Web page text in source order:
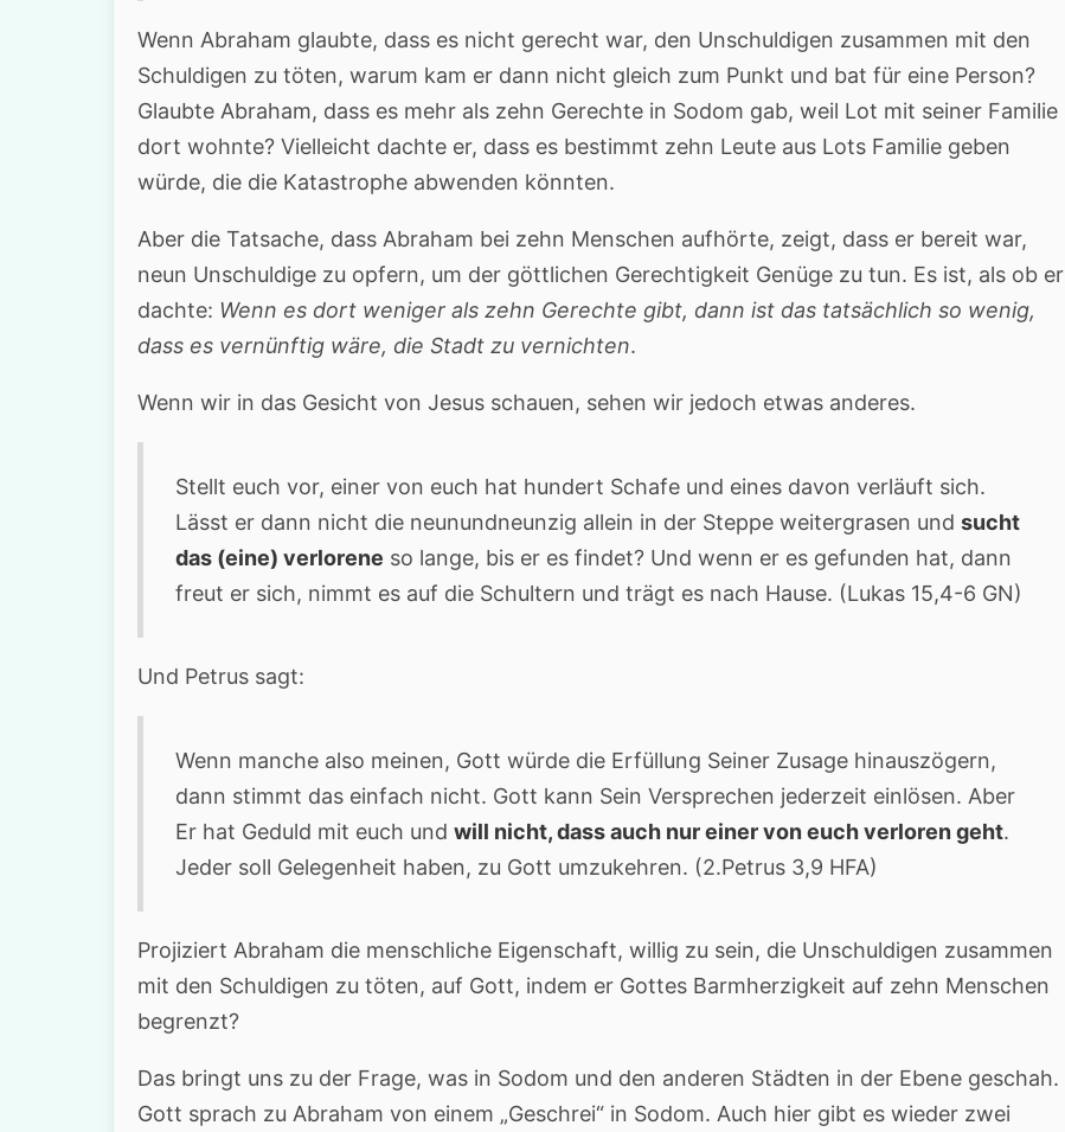
Wenn Abraham glaubte, dass es nicht gerecht war, den Unschuldigen zusammen mit den
Schuldigen zu töten, warum kam er dann nicht gleich zum Punkt und bat für eine Person?
Glaubte Abraham, dass es mehr als zehn Gerechte in Sodom gab, weil Lot mit seiner Familie
dort wohnte? Vielleicht dachte er, dass es bestimmt zehn Leute aus Lots Familie geben
würde, die die Katastrophe abwenden könnten.
Aber die Tatsache, dass Abraham bei zehn Menschen aufhörte, zeigt, dass er bereit war,
neun Unschuldige zu opfern, um der göttlichen Gerechtigkeit Genüge zu tun. Es ist, als ob er
dachte: Wenn es dort weniger als zehn Gerechte gibt, dann ist das tatsächlich so wenig,
dass es vernünftig wäre, die Stadt zu vernichten.
Wenn wir in das Gesicht von Jesus schauen, sehen wir jedoch etwas anderes.
Stellt euch vor, einer von euch hat hundert Schafe und eines davon verläuft sich.
Lässt er dann nicht die neunundneunzig allein in der Steppe weitergrasen und sucht
das (eine) verlorene so lange, bis er es findet? Und wenn er es gefunden hat, dann
freut er sich, nimmt es auf die Schultern und trägt es nach Hause. (Lukas 15,4-6 GN)
Und Petrus sagt:
Wenn manche also meinen, Gott würde die Erfüllung Seiner Zusage hinauszögern,
dann stimmt das einfach nicht. Gott kann Sein Versprechen jederzeit einlösen. Aber
Er hat Geduld mit euch und will nicht, dass auch nur einer von euch verloren geht.
Jeder soll Gelegenheit haben, zu Gott umzukehren. (2.Petrus 3,9 HFA)
Projiziert Abraham die menschliche Eigenschaft, willig zu sein, die Unschuldigen zusammen
mit den Schuldigen zu töten, auf Gott, indem er Gottes Barmherzigkeit auf zehn Menschen
begrenzt?
Das bringt uns zu der Frage, was in Sodom und den anderen Städten in der Ebene geschah.
Gott sprach zu Abraham von einem „Geschrei“ in Sodom. Auch hier gibt es wieder zwei